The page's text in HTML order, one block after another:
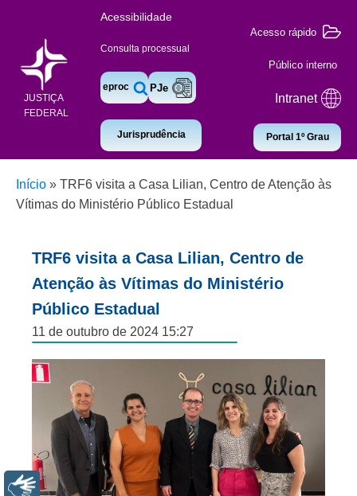
JUSTIÇA
FEDERAL
Acessibilidade
Consulta processual
eproc PJe
Jurisprudência
Acesso rápido
Público interno
Intranet
Portal 1º Grau
Início » TRF6 visita a Casa Lilian, Centro de Atenção às
Vítimas do Ministério Público Estadual
TRF6 visita a Casa Lilian, Centro de
Atenção às Vítimas do Ministério
Público Estadual
11 de outubro de 2024 15:27
Libras